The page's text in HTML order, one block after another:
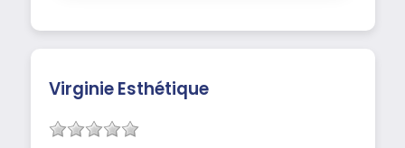
Virginie Esthétique